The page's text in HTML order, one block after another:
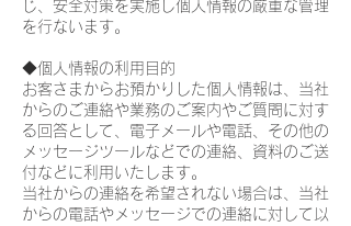
じ、安全対策を実施し個人情報の厳重な管理
を行ないます。
◆個人情報の利用目的
お客さまからお預かりした個人情報は、当社
からのご連絡や業務のご案内やご質問に対す
る回答として、電子メールや電話、その他の
メッセージツールなどでの連絡、資料のご送
付などに利用いたします。
当社からの連絡を希望されない場合は、当社
からの電話やメッセージでの連絡に対して以